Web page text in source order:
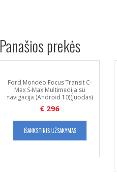
Panašios prekės
Ford Mondeo Focus Transit C-
Max S-Max Multimedija su
navigacija (Android 10)(Juodas)
€ 296
IŠANKSTINIS UŽSAKYMAS